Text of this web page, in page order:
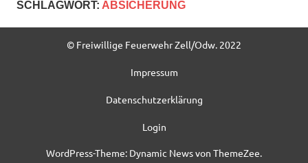
SCHLAGWORT: ABSICHERUNG
© Freiwillige Feuerwehr Zell/Odw. 2022
Impressum
Datenschutzerklärung
Login
WordPress-Theme: Dynamic News von ThemeZee.